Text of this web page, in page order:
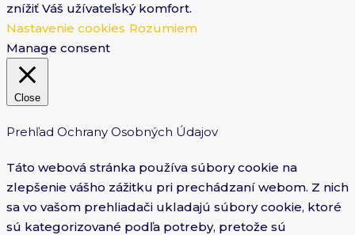
znížiť Váš užívateľský komfort.
Nastavenie cookies Rozumiem
Manage consent
Close
Prehľad Ochrany Osobných Údajov
Táto webová stránka používa súbory cookie na
zlepšenie vášho zážitku pri prechádzaní webom. Z nich
sa vo vašom prehliadači ukladajú súbory cookie, ktoré
sú kategorizované podľa potreby, pretože sú